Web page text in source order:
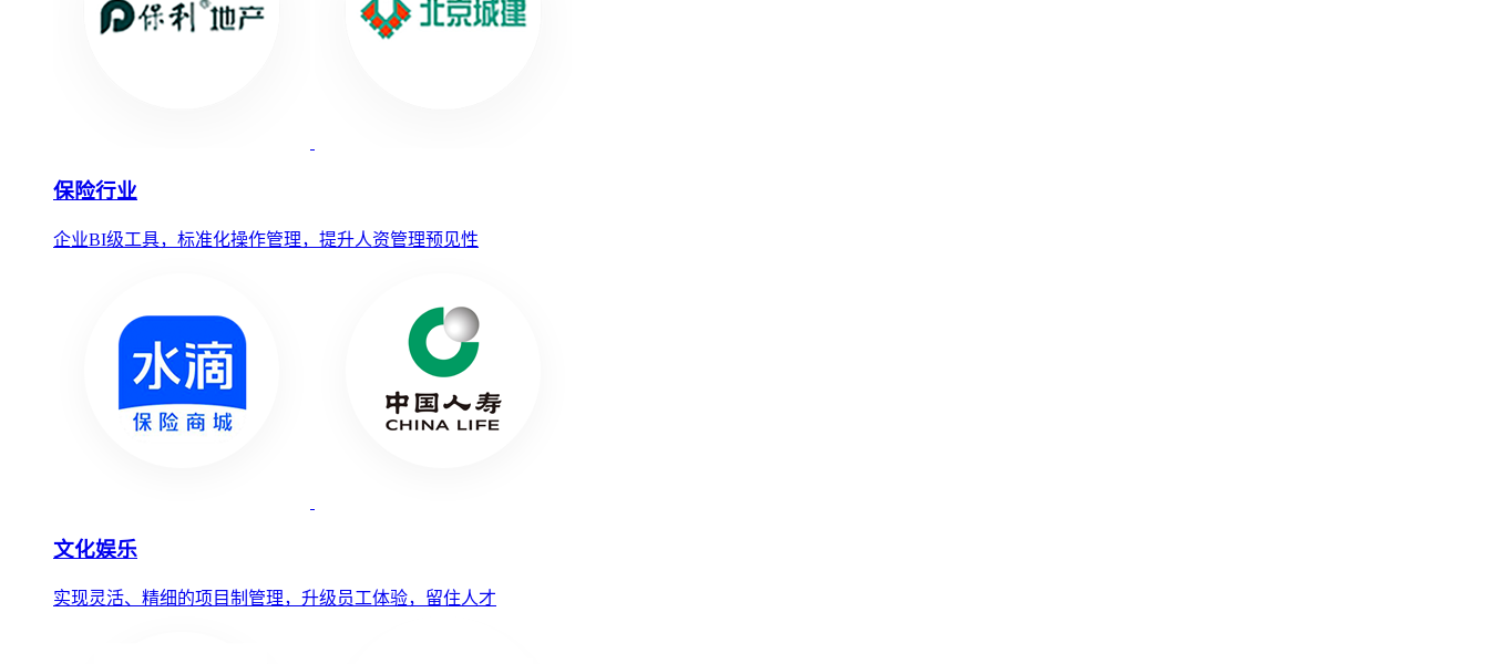
保险行业
企业BI级工具，标准化操作管理，提升人资管理预见性
文化娱乐
实现灵活、精细的项目制管理，升级员工体验，留住人才